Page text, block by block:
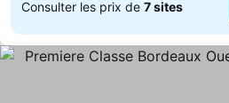
Consulter les prix de 7 sites